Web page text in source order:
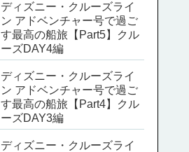
ディズニー・クルーズライ
ン アドベンチャー号で過ご
す最高の船旅【Part5】クル
ーズDAY4編
ディズニー・クルーズライ
ン アドベンチャー号で過ご
す最高の船旅【Part4】クル
ーズDAY3編
ディズニー・クルーズライ